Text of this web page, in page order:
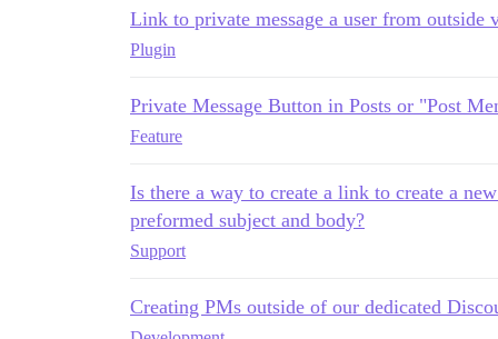
Link to private message a user from outside
Plugin
Private Message Button in Posts or "Post
Feature
Is there a way to create a link to create a
preformed subject and body?
Support
Creating PMs outside of our dedicated